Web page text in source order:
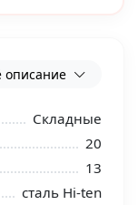
описание
Складные
20
13
сталь Hi-ten